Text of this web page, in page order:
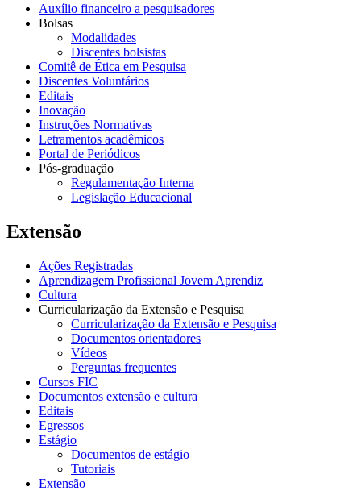
Auxílio financeiro a pesquisadores
Bolsas
Modalidades
Discentes bolsistas
Comitê de Ética em Pesquisa
Discentes Voluntários
Editais
Inovação
Instruções Normativas
Letramentos acadêmicos
Portal de Periódicos
Pós-graduação
Regulamentação Interna
Legislação Educacional
Extensão
Ações Registradas
Aprendizagem Profissional Jovem Aprendiz
Cultura
Curricularização da Extensão e Pesquisa
Curricularização da Extensão e Pesquisa
Documentos orientadores
Vídeos
Perguntas frequentes
Cursos FIC
Documentos extensão e cultura
Editais
Egressos
Estágio
Documentos de estágio
Tutoriais
Extensão